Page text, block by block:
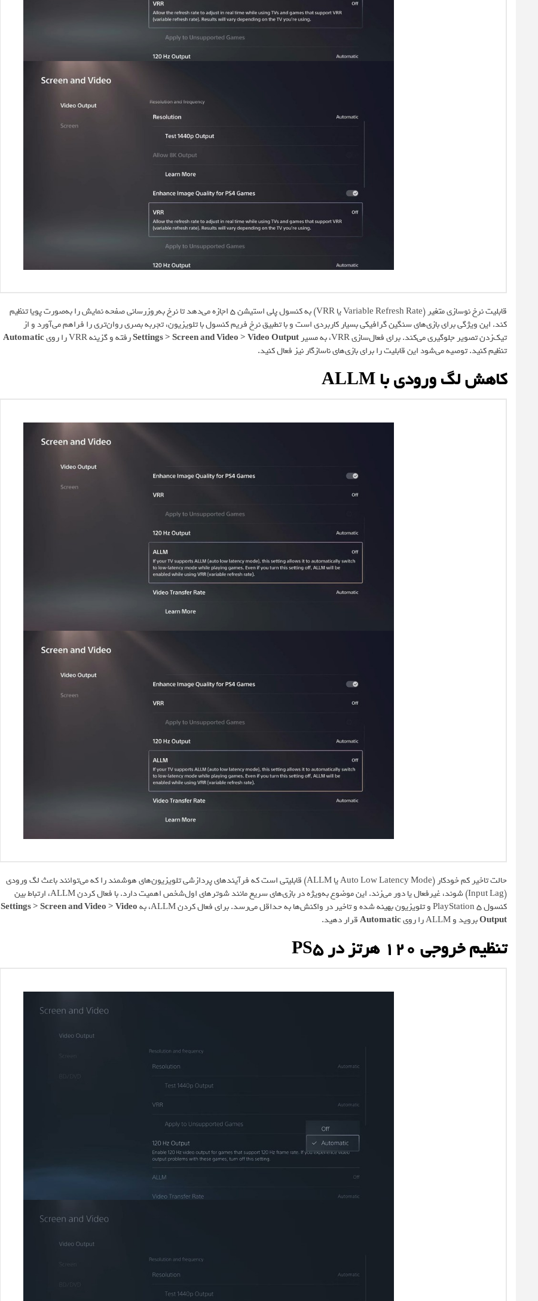
قابلیت نرخ نوسازی متغیر (Variable Refresh Rate یا VRR) به کنسول پلی استیشن 5 اجازه می‌دهد تا نرخ به‌روزرسانی صفحه نمایش را به‌صورت پویا تنظیم
کند. این ویژگی برای بازی‌های سنگین گرافیکی بسیار کاربردی است و با تطبیق نرخ فریم کنسول با تلویزیون، تجربه بصری روان‌تری را فراهم می‌آورد و از
تیک‌زدن تصویر جلوگیری می‌کند. برای فعال‌سازی VRR، به مسیر
Settings > Screen and Video > Video Outputرفته و گزینه VRR را روی
Automatic
تنظیم کنید. توصیه می‌شود این قابلیت را برای بازی‌های ناسازگار نیز فعال کنید.
کاهش لگ ورودی با ALLM
حالت تاخیر کم خودکار (Auto Low Latency Mode یا ALLM) قابلیتی است که فرآیندهای پردازشی تلویزیون‌های هوشمند را که می‌توانند باعث لگ ورودی
(Input Lag) شوند، غیرفعال یا دور می‌زند. این موضوع به‌ویژه در بازی‌های سریع مانند شوترهای اول‌شخص اهمیت دارد. با فعال کردن ALLM، ارتباط بین
کنسول PlayStation 5 و تلویزیون بهینه شده و تاخیر در واکنش‌ها به حداقل می‌رسد. برای فعال کردن ALLM، به
Settings > Screen and Video > Video
Outputبروید و ALLM را روی Automaticقرار دهید.
تنظیم خروجی ۱۲۰ هرتز در PS5